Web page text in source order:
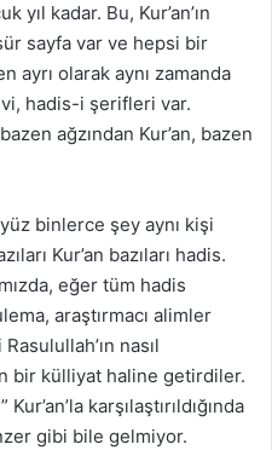
yıl kadar. Bu, Kur’an’ın
sayfa var ve hepsi bir
ayrı olarak aynı zamanda
hadis-i şerifleri var.
ağzından Kur’an, bazen
binlerce şey aynı kişi
Kur’an bazıları hadis.
eğer tüm hadis
araştırmacı alimler
nasıl
bir külliyat haline getirdiler.
karşılaştırıldığında
gibi bile gelmiyor.